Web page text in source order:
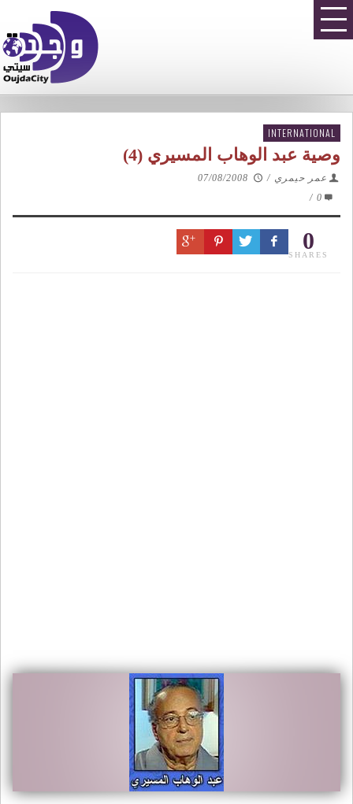
INTERNATIONAL
وصية عبد الوهاب المسيري (4)
عمر حيمري /
07/08/2008
0
/
0
SHARES